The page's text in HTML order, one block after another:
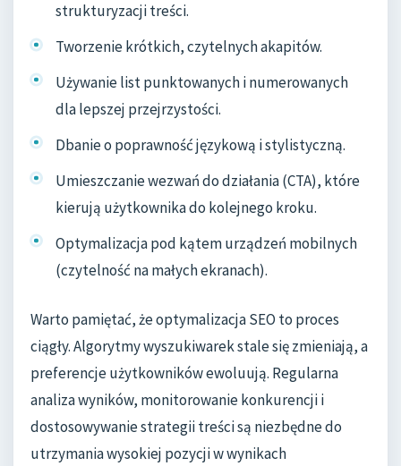
strukturyzacji treści.
Tworzenie krótkich, czytelnych akapitów.
Używanie list punktowanych i numerowanych
dla lepszej przejrzystości.
Dbanie o poprawność językową i stylistyczną.
Umieszczanie wezwań do działania (CTA), które
kierują użytkownika do kolejnego kroku.
Optymalizacja pod kątem urządzeń mobilnych
(czytelność na małych ekranach).
Warto pamiętać, że optymalizacja SEO to proces
ciągły. Algorytmy wyszukiwarek stale się zmieniają, a
preferencje użytkowników ewoluują. Regularna
analiza wyników, monitorowanie konkurencji i
dostosowywanie strategii treści są niezbędne do
utrzymania wysokiej pozycji w wynikach